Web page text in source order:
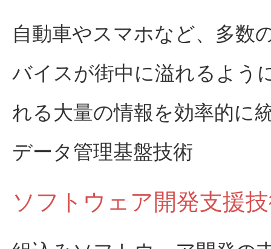
自動車やスマホなど、多数
バイスが街中に溢れるよう
れる大量の情報を効率的に
データ管理基盤技術
ソフトウェア開発支援